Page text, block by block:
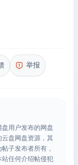
举报
用户发布的网盘
盘网盘资源，其
子发布者所有，
任何介绍帖侵犯